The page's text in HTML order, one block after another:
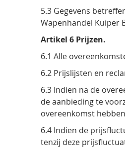
5.3 Gegevens
Wapenhandel Kuiper
Artikel 6 Prijzen.
6.1 Alle
6.2 Prijslijsten en
6.3 Indien na de
de aanbieding te
overeenkomst
6.4 Indien de
tenzij deze